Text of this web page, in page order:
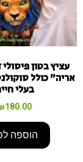
עציץ בטון
אריה" כולל
בעלי
180.00
הוספה